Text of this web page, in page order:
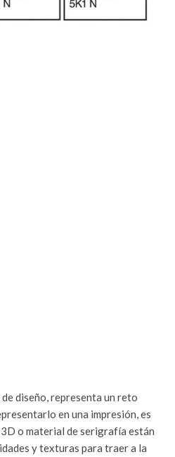
diseño, representa un reto
en una impresión, es
o material de serigrafía están
y texturas para traer a la